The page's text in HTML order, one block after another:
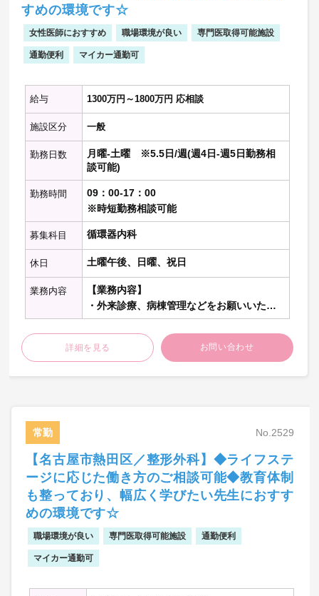
すめの環境です☆
女性医師におすすめ 職場環境が良い 専門医取得可能施設
通勤便利 マイカー通勤可
給与 1300万円～1800万円 応相談
施設区分 一般
勤務日数
月曜-土曜 ※5.5日/週(週4日-週5日勤務相
談可能)
勤務時間
09：00-17：00
※時短勤務相談可能
募集科目 循環器内科
休日 土曜午後、日曜、祝日
業務内容
【業務内容】
・外来診療、病棟管理などをお願いいたし
ます。
※一般外来の対応もお願いしております
※専門外来のご相談可能
・病棟管理数：10-15床程度
※詳しいお仕事内容はご相談の上決定いた
します。
詳細を見る お問い合わせ
常勤 No.2529
【名古屋市熱田区／整形外科】◆ライフステ
ージに応じた働き方のご相談可能◆教育体制
も整っており、幅広く学びたい先生におすす
めの環境です☆
職場環境が良い 専門医取得可能施設 通勤便利
マイカー通勤可